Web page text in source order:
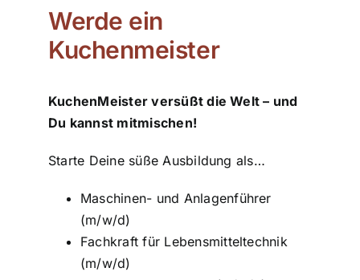
Werde ein
Kuchenmeister
KuchenMeister versüßt die Welt – und
Du kannst mitmischen!
Starte Deine süße Ausbildung als…
Maschinen- und Anlagenführer
(m/w/d)
Fachkraft für Lebensmitteltechnik
(m/w/d)